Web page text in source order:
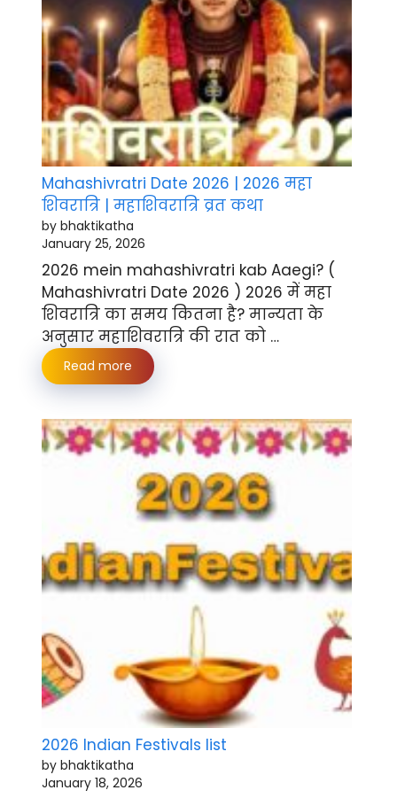
Mahashivratri Date 2026 | 2026 महा
शिवरात्रि | महाशिवरात्रि व्रत कथा
by bhaktikatha
January 25, 2026
2026 mein mahashivratri kab Aaegi? (
Mahashivratri Date 2026 ) 2026 में महा
शिवरात्रि का समय कितना है? मान्यता के
अनुसार महाशिवरात्रि की रात को …
Read more
2026 Indian Festivals list
by bhaktikatha
January 18, 2026